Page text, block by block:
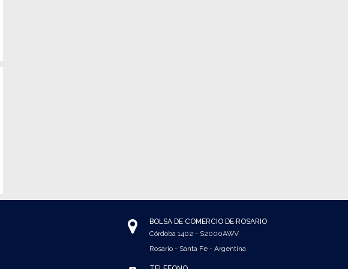
BOLSA DE COMERCIO DE ROSARIO
Córdoba 1402 - S2000AWV
Rosario - Santa Fe - Argentina